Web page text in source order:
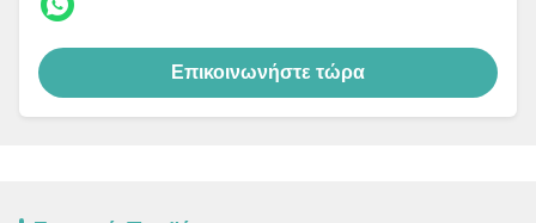
Επικοινωνήστε τώρα